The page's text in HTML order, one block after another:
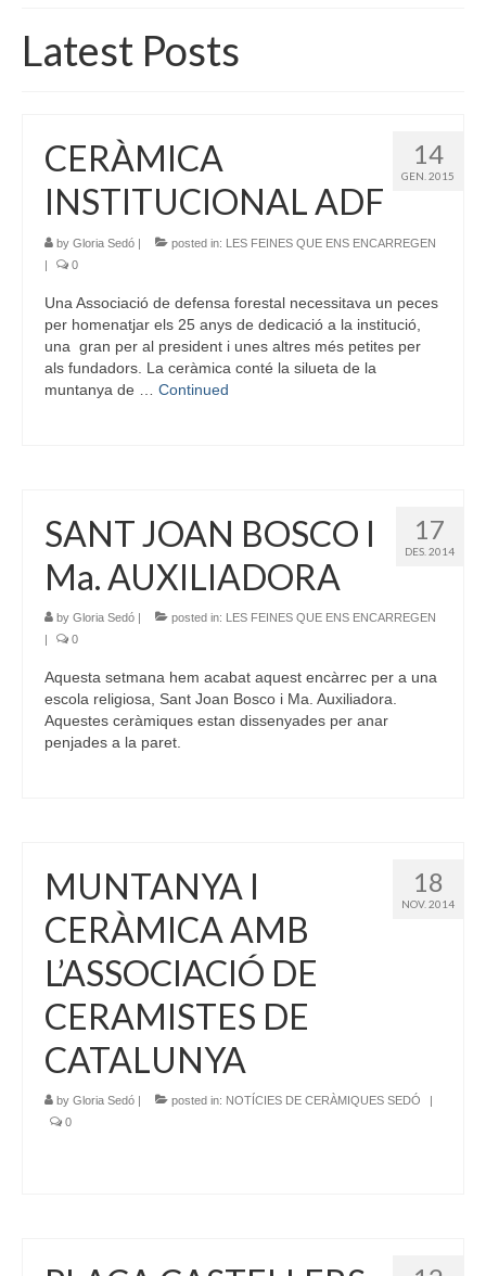
CONTACTE
Latest Posts
14
GEN. 2015
CERÀMICA
INSTITUCIONAL ADF
by Gloria Sedó | posted in: LES FEINES QUE ENS ENCARREGEN
|
0
Una Associació de defensa forestal necessitava un peces
per homenatjar els 25 anys de dedicació a la institució,
una gran per al president i unes altres més petites per
als fundadors. La ceràmica conté la silueta de la
muntanya de … Continued
17
DES. 2014
SANT JOAN BOSCO I
Ma. AUXILIADORA
by Gloria Sedó | posted in: LES FEINES QUE ENS ENCARREGEN
|
0
Aquesta setmana hem acabat aquest encàrrec per a una
escola religiosa, Sant Joan Bosco i Ma. Auxiliadora.
Aquestes ceràmiques estan dissenyades per anar
penjades a la paret.
18
NOV. 2014
MUNTANYA I
CERÀMICA AMB
L’ASSOCIACIÓ DE
CERAMISTES DE
CATALUNYA
by Gloria Sedó posted in: NOTÍCIES DE CERÀMIQUES SEDÓ
0